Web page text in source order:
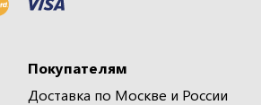
Покупателям
Доставка по Москве и России